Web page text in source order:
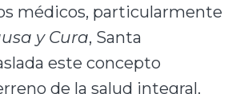
médicos, particularmente
y Cura, Santa
este concepto
de la salud integral.